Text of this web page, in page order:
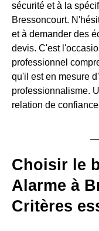
sécurité et à la
Bressoncourt.
et à demander des
devis. C'est
professionnel
qu'il est en mesure
professionnalisme.
relation de
Choisir le
Alarme à
Critères